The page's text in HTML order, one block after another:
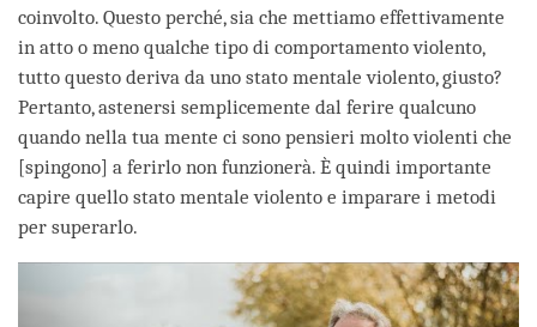
coinvolto. Questo perché, sia che mettiamo effettivamente
in atto o meno qualche tipo di comportamento violento,
tutto questo deriva da uno stato mentale violento, giusto?
Pertanto, astenersi semplicemente dal ferire qualcuno
quando nella tua mente ci sono pensieri molto violenti che
[spingono] a ferirlo non funzionerà. È quindi importante
capire quello stato mentale violento e imparare i metodi
per superarlo.